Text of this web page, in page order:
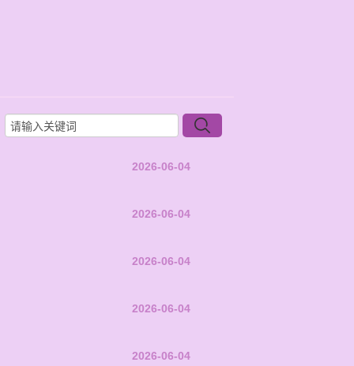
2026-06-04
2026-06-04
2026-06-04
2026-06-04
2026-06-04